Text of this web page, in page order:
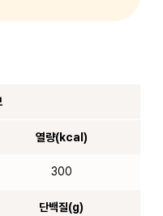
열량(kcal)
300
단백질(g)